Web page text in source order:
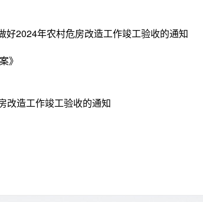
2024年农村危房改造工作竣工验收的通知
》
改造工作竣工验收的通知